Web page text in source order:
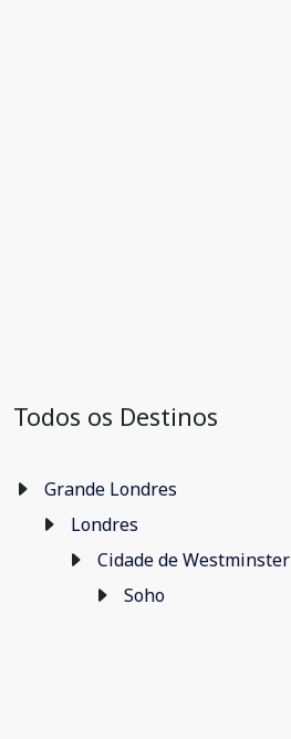
Todos os Destinos
Grande Londres
Londres
Cidade de Westminster
Soho